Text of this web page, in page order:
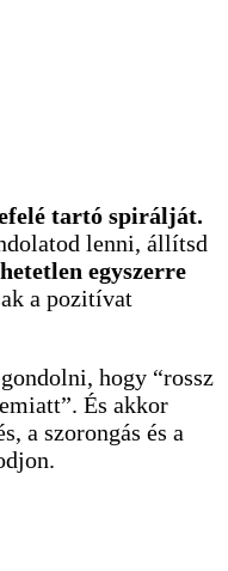
tartó spirálját.
lenni, állítsd
egyszerre
a pozitívat
hogy “rossz
És akkor
a szorongás és a